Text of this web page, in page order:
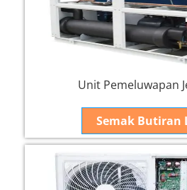
Unit Pemeluwapan
Semak Butiran